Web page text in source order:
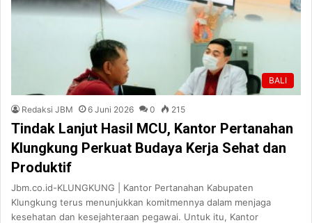
BALI
Redaksi JBM 6 Juni 2026 0 215
Tindak Lanjut Hasil MCU, Kantor Pertanahan
Klungkung Perkuat Budaya Kerja Sehat dan
Produktif
Jbm.co.id-KLUNGKUNG | Kantor Pertanahan Kabupaten
Klungkung terus menunjukkan komitmennya dalam menjaga
kesehatan dan kesejahteraan pegawai. Untuk itu, Kantor